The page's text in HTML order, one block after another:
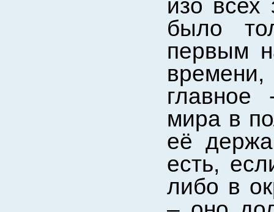
изо всех
было
первым
главное
мира в
её
есть,
либо в